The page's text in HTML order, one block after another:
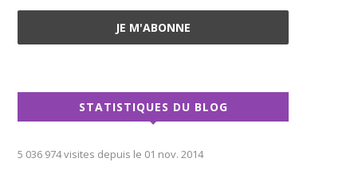
STATISTIQUES DU BLOG
5 036 974 visites depuis le 01 nov. 2014